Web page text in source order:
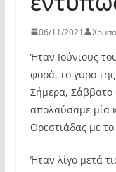
06/11/2021
Ήταν Ιούνιους
φορά, το γυρο
Σήμερα, Σάββατο
απολαύσαμε μία
Ορεστιάδας με
Ήταν λίγο μετά